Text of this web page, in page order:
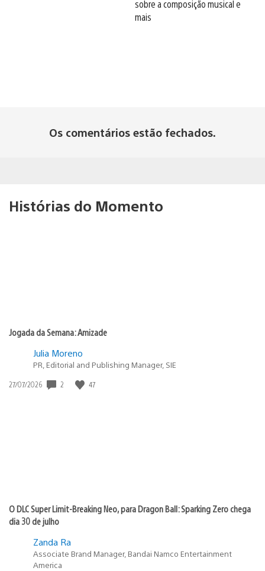
sobre a composição musical e
mais
Os comentários estão fechados.
Histórias do Momento
Jogada da Semana: Amizade
Julia Moreno
PR, Editorial and Publishing Manager, SIE
Data
27/07/2026 2 47
O DLC Super Limit-Breaking Neo, para Dragon Ball: Sparking Zero chega
dia 30 de julho
Zanda Ra
Associate Brand Manager, Bandai Namco Entertainment
America